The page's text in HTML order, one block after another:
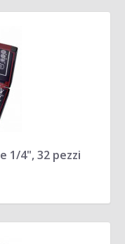
1/4", 32 pezzi